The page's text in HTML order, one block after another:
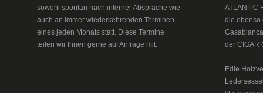
sowohl spontan nach interner Absprache wie
auch an immer wiederkehrenden Terminen
eines jeden Monats statt. Diese Termine
teilen wir Ihnen gerne auf Anfrage mit.
ATLANTIC
die ebenso
der CIGAR
Edle